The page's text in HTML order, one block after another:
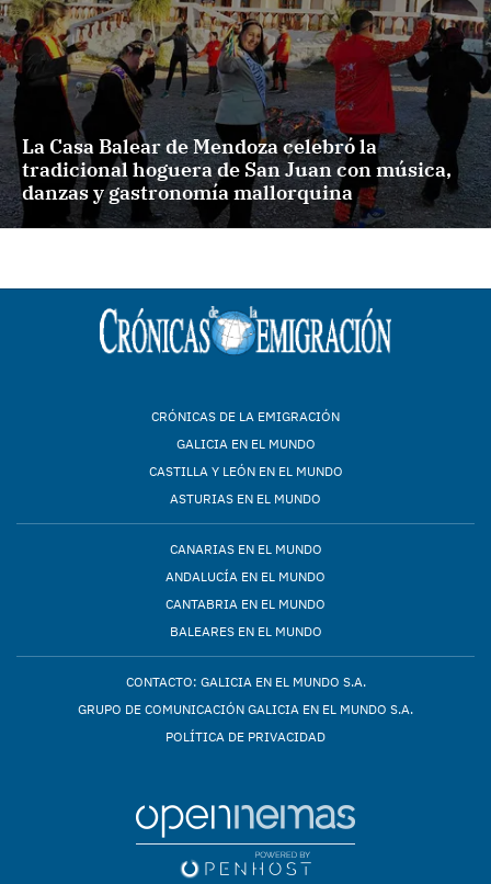
La Casa Balear de Mendoza celebró la
tradicional hoguera de San Juan con música,
danzas y gastronomía mallorquina
CRÓNICAS DE LA EMIGRACIÓN
GALICIA EN EL MUNDO
CASTILLA Y LEÓN EN EL MUNDO
ASTURIAS EN EL MUNDO
CANARIAS EN EL MUNDO
ANDALUCÍA EN EL MUNDO
CANTABRIA EN EL MUNDO
BALEARES EN EL MUNDO
CONTACTO: GALICIA EN EL MUNDO S.A.
GRUPO DE COMUNICACIÓN GALICIA EN EL MUNDO S.A.
POLÍTICA DE PRIVACIDAD